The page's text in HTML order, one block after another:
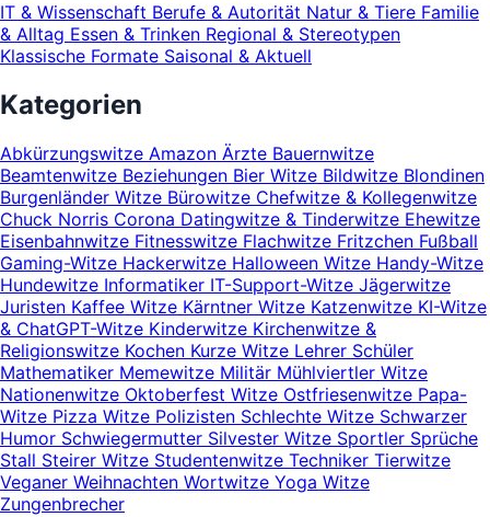
IT & Wissenschaft Berufe & Autorität Natur & Tiere Familie
& Alltag Essen & Trinken Regional & Stereotypen
Klassische Formate Saisonal & Aktuell
Kategorien
Abkürzungswitze Amazon Ärzte Bauernwitze
Beamtenwitze Beziehungen Bier Witze Bildwitze Blondinen
Burgenländer Witze Bürowitze Chefwitze & Kollegenwitze
Chuck Norris Corona Datingwitze & Tinderwitze Ehewitze
Eisenbahnwitze Fitnesswitze Flachwitze Fritzchen Fußball
Gaming-Witze Hackerwitze Halloween Witze Handy-Witze
Hundewitze Informatiker IT-Support-Witze Jägerwitze
Juristen Kaffee Witze Kärntner Witze Katzenwitze KI-Witze
& ChatGPT-Witze Kinderwitze Kirchenwitze &
Religionswitze Kochen Kurze Witze Lehrer Schüler
Mathematiker Memewitze Militär Mühlviertler Witze
Nationenwitze Oktoberfest Witze Ostfriesenwitze Papa-
Witze Pizza Witze Polizisten Schlechte Witze Schwarzer
Humor Schwiegermutter Silvester Witze Sportler Sprüche
Stall Steirer Witze Studentenwitze Techniker Tierwitze
Veganer Weihnachten Wortwitze Yoga Witze
Zungenbrecher